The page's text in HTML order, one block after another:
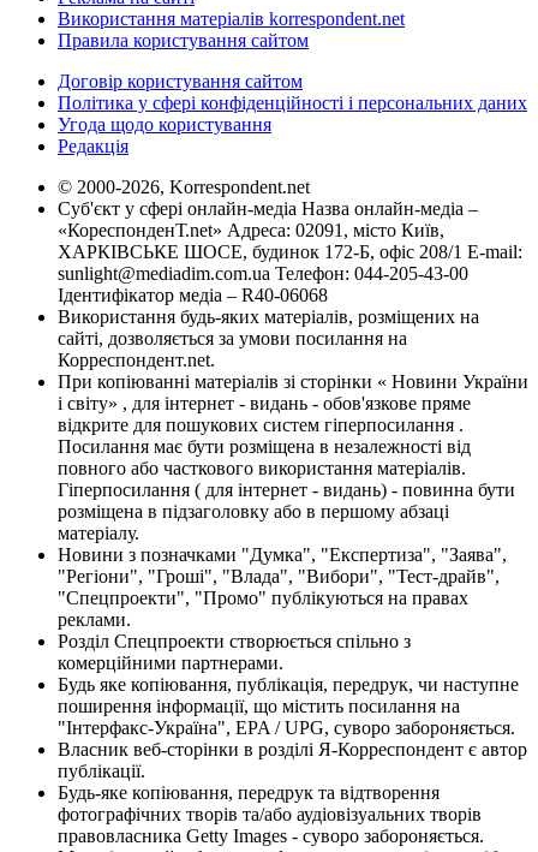
Використання матеріалів korrespondent.net
Правила користування сайтом
Договір користування сайтом
Політика у сфері конфіденційності і персональних даних
Угода щодо користування
Редакція
© 2000-2026, Korrespondent.net
Суб'єкт у сфері онлайн-медіа Назва онлайн-медіа –
«КореспонденТ.net» Адреса: 02091, місто Київ,
ХАРКІВСЬКЕ ШОСЕ, будинок 172-Б, офіс 208/1 E-mail:
sunlight@mediadim.com.ua Телефон: 044-205-43-00
Ідентифікатор медіа – R40-06068
Використання будь-яких матеріалів, розміщених на
сайті, дозволяється за умови посилання на
Корреспондент.net.
При копіюванні матеріалів зі сторінки « Новини України
і світу» , для інтернет - видань - обов'язкове пряме
відкрите для пошукових систем гіперпосилання .
Посилання має бути розміщена в незалежності від
повного або часткового використання матеріалів.
Гіперпосилання ( для інтернет - видань) - повинна бути
розміщена в підзаголовку або в першому абзаці
матеріалу.
Новини з позначками "Думка", "Експертиза", "Заява",
"Регіони", "Гроші", "Влада", "Вибори", "Тест-драйв",
"Спецпроекти", "Промо" публікуються на правах
реклами.
Розділ Спецпроекти створюється спільно з
комерційними партнерами.
Будь яке копіювання, публікація, передрук, чи наступне
поширення інформації, що містить посилання на
"Інтерфакс-Україна", EPA / UPG, суворо забороняється.
Власник веб-сторінки в розділі Я-Корреспондент є автор
публікації.
Будь-яке копіювання, передрук та відтворення
фотографічних творів та/або аудіовізуальних творів
правовласника Getty Images - суворо забороняється.